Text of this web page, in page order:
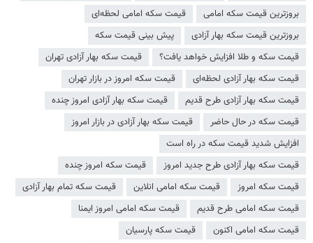
بروزترین قیمت سکه امامی
قیمت سکه امامی لحظه‌ای
بروزترین قیمت سکه بهار آزادی
پیش بینی قیمت سکه
قیمت سکه و طلا افزایش خواهد یافت؟
قیمت سکه بهار آزادی تهران
قیمت سکه بهار آزادی لحظه‌ای
قیمت سکه امروز در بازار تهران
قیمت سکه بهار آزادی طرح قدیم
قیمت سکه بهار آزادی امروز چنده
قیمت سکه در حال حاضر
قیمت سکه بهار آزادی در بازار امروز
افزایش شدید قیمت سکه در راه است
قیمت سکه بهار آزادی طرح جدید امروز
قیمت سکه امروز چنده
قیمت سکه امروز
قیمت سکه امامی انلاین
قیمت سکه تمام بهار آزادی
قیمت سکه امامی طرح قدیم
قیمت سکه امامی امروز ایمنا
قیمت سکه امامی اکنون
قیمت سکه پارسیان